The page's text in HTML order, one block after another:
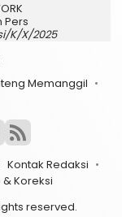
Pers
K/X/2025
Memanggil
Kontak Redaksi
Koreksi
reserved.